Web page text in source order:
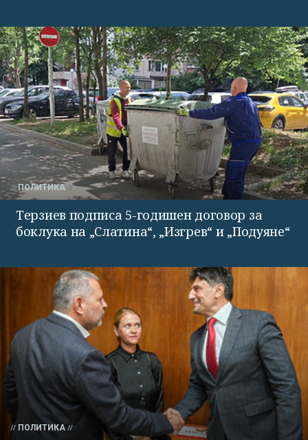
ПОЛИТИКА
Терзиев подписа 5-годишен договор за
боклука на „Слатина“, „Изгрев“ и „Подуяне“
ПОЛИТИКА